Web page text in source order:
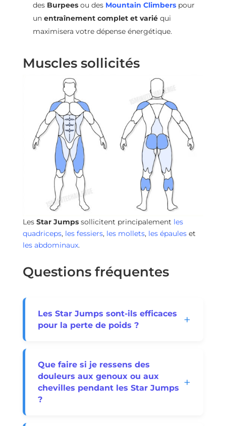
des Burpeesou des Mountain Climberspour
un entraînement complet et variéqui
maximisera votre dépense énergétique.
Muscles sollicités
Les Star Jumps sollicitent principalement les
quadriceps, les fessiers, les mollets, les épauleset
les abdominaux.
Questions fréquentes
Les Star Jumps sont-ils efficaces
pour la perte de poids ?
qu’exercice cardio explosif et sollicitant
tout le corps, ils brûlent un grand nombre
de calories en peu de temps. Intégrés à un
programme d’entraînement régulier et à
Que faire si je ressens des
douleurs aux genoux ou aux
chevilles pendant les Star Jumps
?